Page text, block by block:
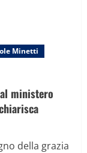
Minetti
ministero
della grazia